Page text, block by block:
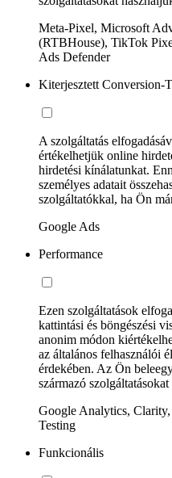
Meta-Pixel, Microsoft
(RTBHouse), TikTok
Ads Defender
Kiterjesztett Conversion-
A szolgáltatás
értékelhetjük online
hirdetési kínálatunkat.
személyes adatait
szolgáltatókkal, ha Ön
Google Ads
Performance
Ezen szolgáltatások
kattintási és böngészési
anonim módon
az általános felhasználói
érdekében. Az Ön
származó
Google Analytics,
Testing
Funkcionális